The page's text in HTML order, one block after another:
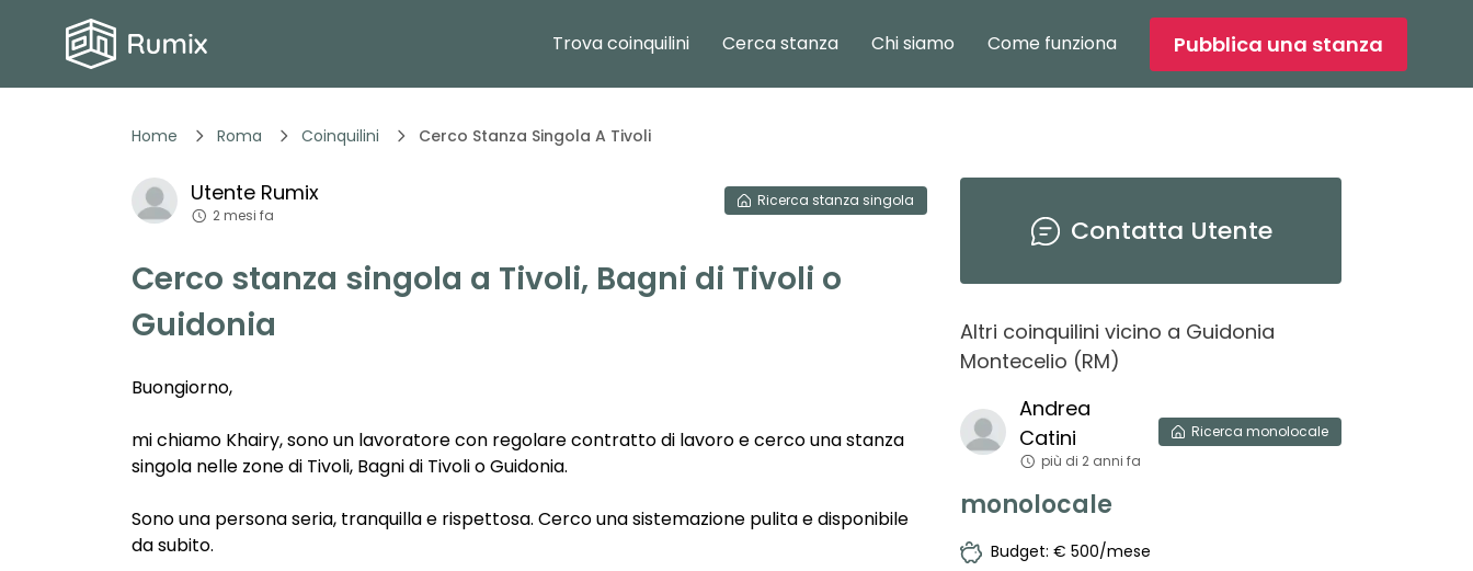
Trova coinquilini Cerca stanza Chi siamo Come funziona Pubblica una stanza
Home Roma Coinquilini Cerco Stanza Singola A Tivoli
Utente Rumix
2 mesi fa
Ricerca stanza singola
Cerco stanza singola a Tivoli, Bagni di Tivoli o
Guidonia
Buongiorno,
mi chiamo Khairy, sono un lavoratore con regolare contratto di lavoro e cerco una stanza
singola nelle zone di Tivoli, Bagni di Tivoli o Guidonia.
Sono una persona seria, tranquilla e rispettosa. Cerco una sistemazione pulita e disponibile
da subito.
Contatta Utente
Altri coinquilini vicino a Guidonia
Montecelio (RM)
Andrea
Catini
più di 2 anni fa
Ricerca monolocale
monolocale
Budget: € 500/mese